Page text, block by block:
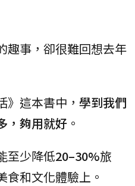
趣事，卻很難回想去年
》這本書中， 學到我們
，夠用就好 。
至少降低20–30%旅
食和文化體驗上。